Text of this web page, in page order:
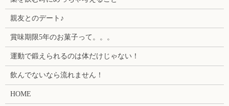
親友とのデート♪
賞味期限5年のお菓子って。。。
運動で鍛えられるのは体だけじゃない！
飲んでないなら流れません！
HOME